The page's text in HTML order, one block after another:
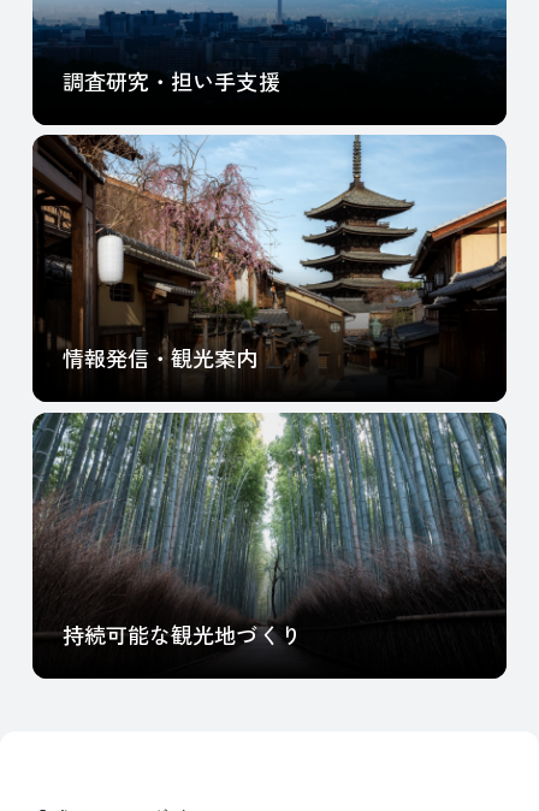
調査研究・担い手支援
情報発信・観光案内
持続可能な観光地づくり